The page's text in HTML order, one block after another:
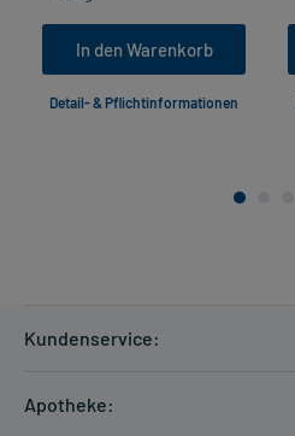
In den Warenkorb
Detail- & Pflichtinformationen
Kundenservice:
Zahlungsarten
Apotheke: